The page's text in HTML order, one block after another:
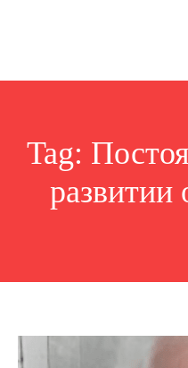
Tag:
развитии